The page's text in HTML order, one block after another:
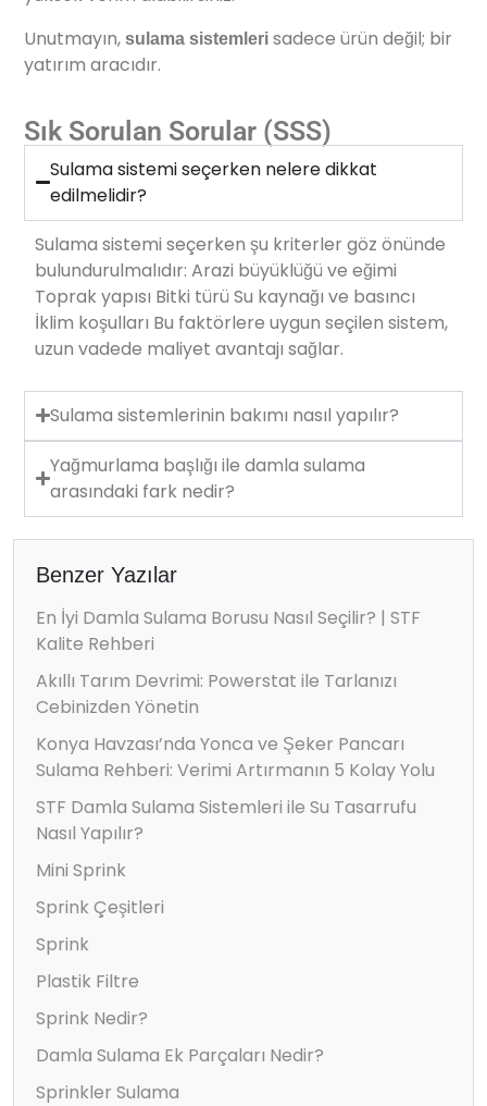
Unutmayın, sulama sistemleri sadece ürün değil; bir
yatırım aracıdır.
Sık Sorulan Sorular (SSS)
Sulama sistemi seçerken nelere dikkat
edilmelidir?
Sulama sistemi seçerken şu kriterler göz önünde
bulundurulmalıdır: Arazi büyüklüğü ve eğimi
Toprak yapısı Bitki türü Su kaynağı ve basıncı
İklim koşulları Bu faktörlere uygun seçilen sistem,
uzun vadede maliyet avantajı sağlar.
Sulama sistemlerinin bakımı nasıl yapılır?
Yağmurlama başlığı ile damla sulama
arasındaki fark nedir?
Benzer Yazılar
En İyi Damla Sulama Borusu Nasıl Seçilir? | STF
Kalite Rehberi
Akıllı Tarım Devrimi: Powerstat ile Tarlanızı
Cebinizden Yönetin
Konya Havzası’nda Yonca ve Şeker Pancarı
Sulama Rehberi: Verimi Artırmanın 5 Kolay Yolu
STF Damla Sulama Sistemleri ile Su Tasarrufu
Nasıl Yapılır?
Mini Sprink
Sprink Çeşitleri
Sprink
Plastik Filtre
Sprink Nedir?
Damla Sulama Ek Parçaları Nedir?
Sprinkler Sulama